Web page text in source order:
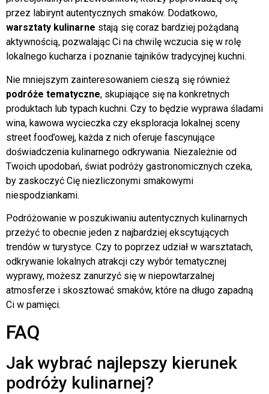
przez labirynt autentycznych smaków. Dodatkowo,
warsztaty kulinarne stają się coraz bardziej pożądaną
aktywnością, pozwalając Ci na chwilę wczucia się w rolę
lokalnego kucharza i poznanie tajników tradycyjnej kuchni.
Nie mniejszym zainteresowaniem cieszą się również
podróże tematyczne, skupiające się na konkretnych
produktach lub typach kuchni. Czy to będzie wyprawa śladami
wina, kawowa wycieczka czy eksploracja lokalnej sceny
street food’owej, każda z nich oferuje fascynujące
doświadczenia kulinarnego odkrywania. Niezależnie od
Twoich upodobań, świat podróży gastronomicznych czeka,
by zaskoczyć Cię niezliczonymi smakowymi
niespodziankami.
Podróżowanie w poszukiwaniu autentycznych kulinarnych
przeżyć to obecnie jeden z najbardziej ekscytujących
trendów w turystyce. Czy to poprzez udział w warsztatach,
odkrywanie lokalnych atrakcji czy wybór tematycznej
wyprawy, możesz zanurzyć się w niepowtarzalnej
atmosferze i skosztować smaków, które na długo zapadną
Ci w pamięci.
FAQ
Jak wybrać najlepszy kierunek
podróży kulinarnej?